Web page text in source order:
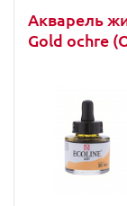
Акварель
Gold ochre